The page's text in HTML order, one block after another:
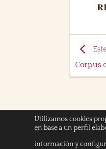
Corpus
INICIO
Utilizamos cookies
en base a un perfil
información y